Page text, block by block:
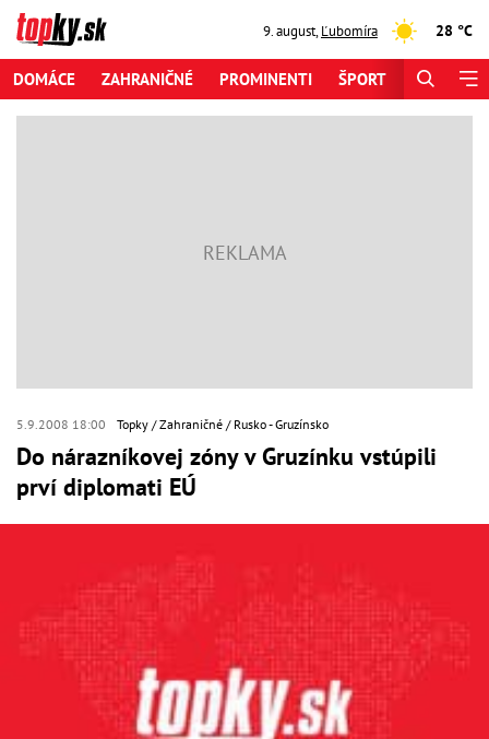
9. august,Ľubomíra 28 °C
DOMÁCE ZAHRANIČNÉ PROMINENTI ŠPORT
5.9.2008 18:00 Topky Zahraničné Rusko - Gruzínsko
Do nárazníkovej zóny v Gruzínku vstúpili
prví diplomati EÚ